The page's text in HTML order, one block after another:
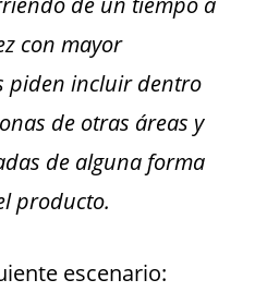
con mayor
piden incluir dentro
de otras áreas y
de alguna forma
producto.
escenario: